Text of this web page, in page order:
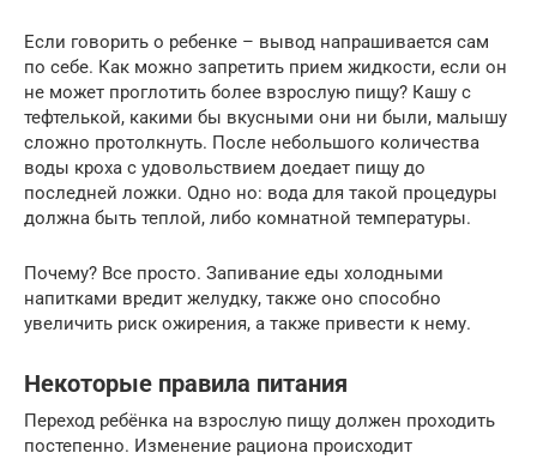
Если говорить о ребенке – вывод напрашивается сам
по себе. Как можно запретить прием жидкости, если он
не может проглотить более взрослую пищу? Кашу с
тефтелькой, какими бы вкусными они ни были, малышу
сложно протолкнуть. После небольшого количества
воды кроха с удовольствием доедает пищу до
последней ложки. Одно но: вода для такой процедуры
должна быть теплой, либо комнатной температуры.
Почему? Все просто. Запивание еды холодными
напитками вредит желудку, также оно способно
увеличить риск ожирения, а также привести к нему.
Некоторые правила питания
Переход ребёнка на взрослую пищу должен проходить
постепенно. Изменение рациона происходит